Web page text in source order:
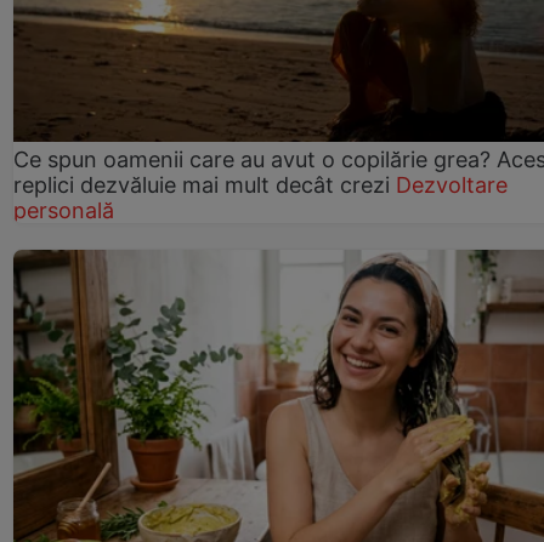
Ce spun oamenii care au avut o copilărie grea?
replici dezvăluie mai mult decât crezi Dezvoltare
personală